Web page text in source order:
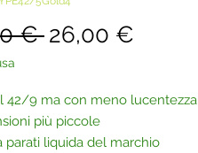
€ Prezzo
26,00 €
42/9 ma con meno lucentezza
più piccole
parati liquida del marchio